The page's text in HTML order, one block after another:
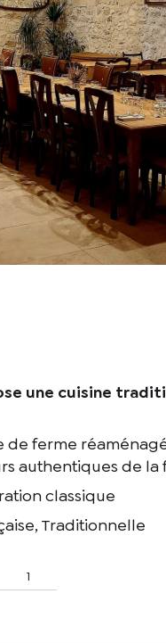
une cuisine
de ferme
authentiques de la
classique
Traditionnelle
1